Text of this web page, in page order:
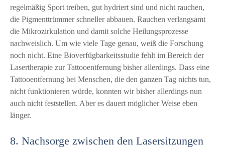
regelmäßig Sport treiben, gut hydriert sind und nicht rauchen,
die Pigmenttrümmer schneller abbauen. Rauchen verlangsamt
die Mikrozirkulation und damit solche Heilungsprozesse
nachweislich. Um wie viele Tage genau, weiß die Forschung
noch nicht. Eine Bioverfügbarkeitsstudie fehlt im Bereich der
Lasertherapie zur Tattooentfernung bisher allerdings. Dass eine
Tattooentfernung bei Menschen, die den ganzen Tag nichts tun,
nicht funktionieren würde, konnten wir bisher allerdings nun
auch nicht feststellen. Aber es dauert möglicher Weise eben
länger.
8. Nachsorge zwischen den Lasersitzungen